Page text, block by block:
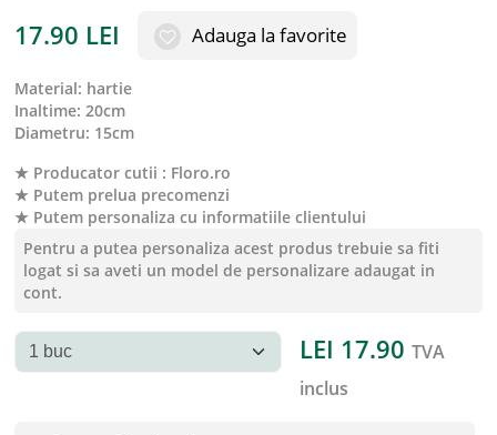
17.90 LEI Adauga la favorite
material: hartie
inaltime: 20cm
diametru: 15cm
★ Producator cutii : Floro.ro
★ Putem prelua precomenzi
★ Putem personaliza cu informatiile clientului
Pentru a putea personaliza acest produs trebuie sa fiti
logat si sa aveti un model de personalizare adaugat in
cont.
LEI 17.90 TVA
inclus